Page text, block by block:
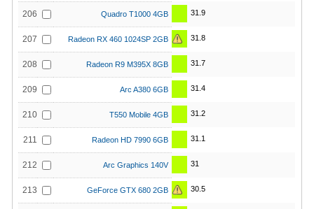
206 Quadro T1000 4GB 31.9
207 Radeon RX 460 1024SP 2GB 31.8
208 Radeon R9 M395X 8GB 31.7
209 Arc A380 6GB 31.4
210 T550 Mobile 4GB 31.2
211 Radeon HD 7990 6GB 31.1
212 Arc Graphics 140V 31
213 GeForce GTX 680 2GB 30.5